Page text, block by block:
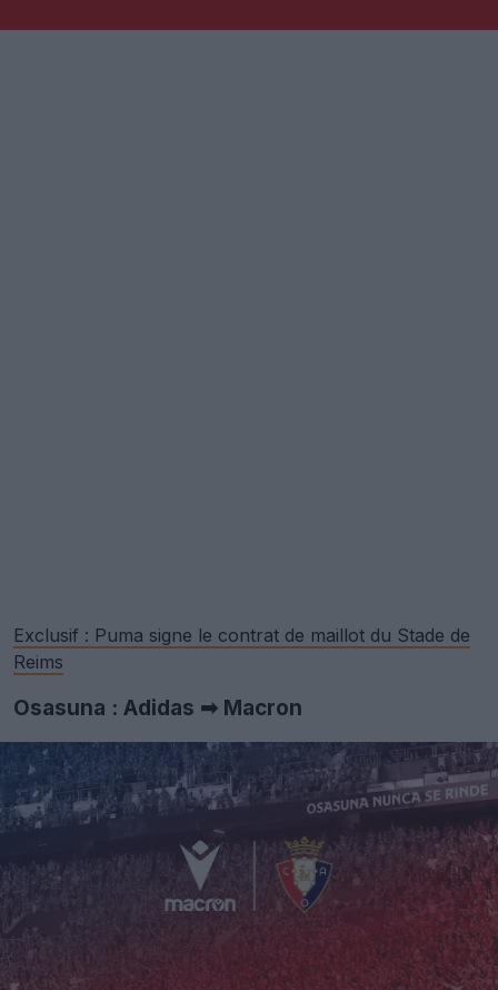
Exclusif : Puma signe le contrat de maillot du Stade de
Reims
Osasuna : Adidas ➡ Macron